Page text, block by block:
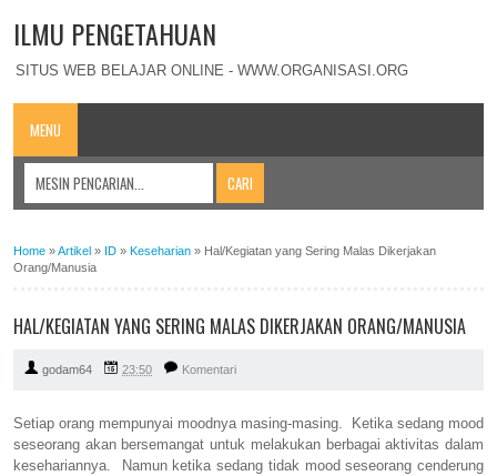
ILMU PENGETAHUAN
SITUS WEB BELAJAR ONLINE - WWW.ORGANISASI.ORG
MENU
Home »Artikel » ID » Keseharian » Hal/Kegiatan yang Sering Malas Dikerjakan
Orang/Manusia
HAL/KEGIATAN YANG SERING MALAS DIKERJAKAN ORANG/MANUSIA
godam64 23:50 Komentari
Setiap orang mempunyai moodnya masing-masing. Ketika sedang mood
seseorang akan bersemangat untuk melakukan berbagai aktivitas dalam
kesehariannya. Namun ketika sedang tidak mood seseorang cenderung